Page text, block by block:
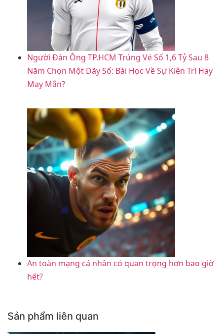
Người Đàn Ông TP.HCM Trúng Vé Số 1,6 Tỷ Sau 8
Năm Chọn Một Dãy Số: Bài Học Về Sự Kiên Trì Hay
May Mắn?
An toàn mạng cá nhân có quan trọng hơn bao giờ
hết?
Sản phẩm liên quan